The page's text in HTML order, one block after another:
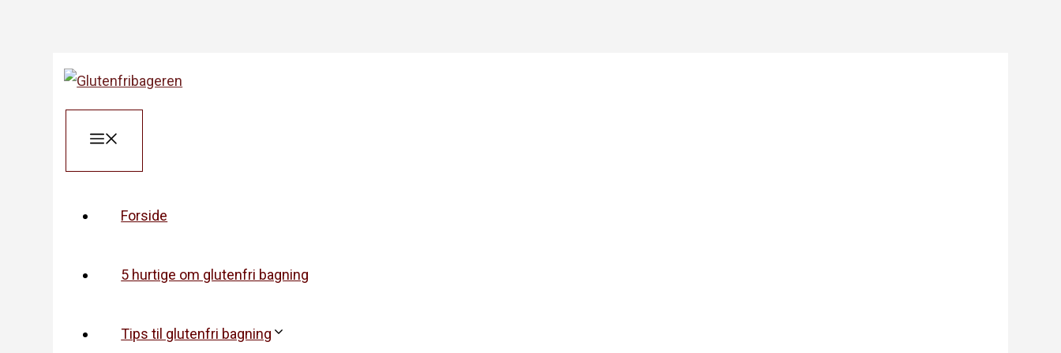
indhold
Forside
5 hurtige om glutenfri bagning
Tips til glutenfri bagning